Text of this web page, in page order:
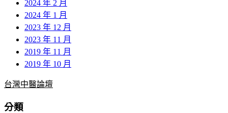
2024 年 2 月
2024 年 1 月
2023 年 12 月
2023 年 11 月
2019 年 11 月
2019 年 10 月
台灣中醫論壇
分類